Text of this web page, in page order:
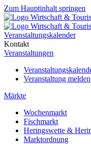
Zum Hauptinhalt springen
Veranstaltungskalender
Kontakt
Veranstaltungen
Veranstaltung melden
Märkte
Wochenmarkt
Fischmarkt
Heringswette &
Marktordnung